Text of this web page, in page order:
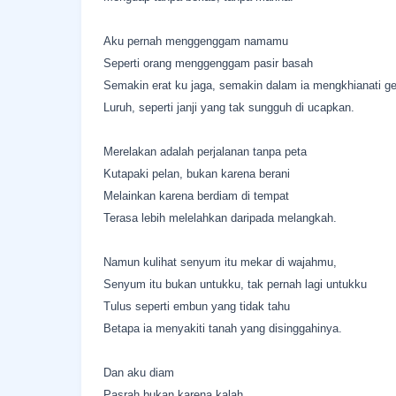
Aku pernah menggenggam namamu
Seperti orang menggenggam pasir basah
Semakin erat ku jaga, semakin dalam ia mengkhianati
Luruh, seperti janji yang tak sungguh di ucapkan.
Merelakan adalah perjalanan tanpa peta
Kutapaki pelan, bukan karena berani
Melainkan karena berdiam di tempat
Terasa lebih melelahkan daripada melangkah.
Namun kulihat senyum itu mekar di wajahmu,
Senyum itu bukan untukku, tak pernah lagi untukku
Tulus seperti embun yang tidak tahu
Betapa ia menyakiti tanah yang disinggahinya.
Dan aku diam